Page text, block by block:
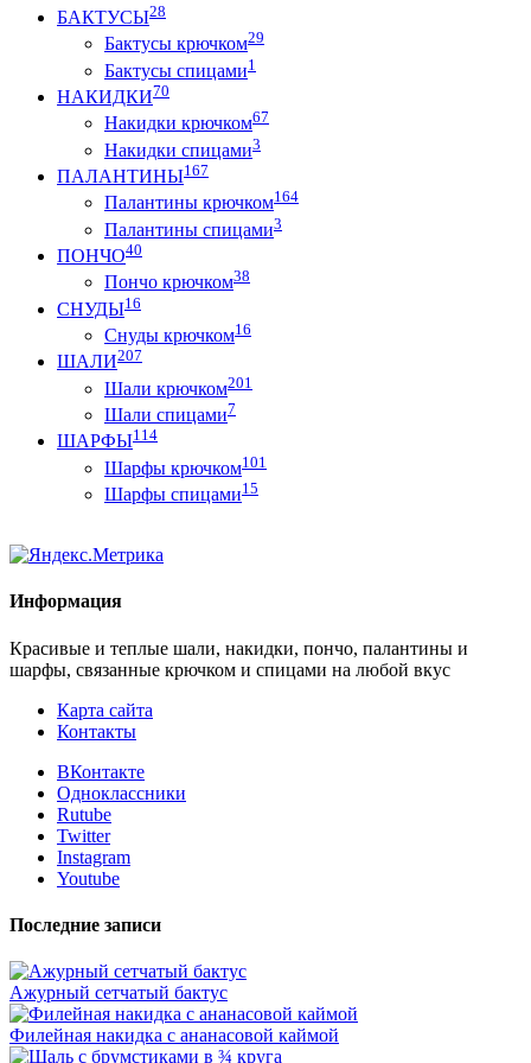
БАКТУСЫ28
Бактусы крючком29
Бактусы спицами1
НАКИДКИ70
Накидки крючком67
Накидки спицами3
ПАЛАНТИНЫ167
Палантины крючком164
Палантины спицами3
ПОНЧО40
Пончо крючком38
СНУДЫ16
Снуды крючком16
ШАЛИ207
Шали крючком201
Шали спицами7
ШАРФЫ114
Шарфы крючком101
Шарфы спицами15
Информация
Красивые и теплые шали, накидки, пончо, палантины и
шарфы, связанные крючком и спицами на любой вкус
Карта сайта
Контакты
ВКонтакте
Одноклассники
Rutube
Twitter
Instagram
Youtube
Последние записи
Ажурный сетчатый бактус
Филейная накидка с ананасовой каймой